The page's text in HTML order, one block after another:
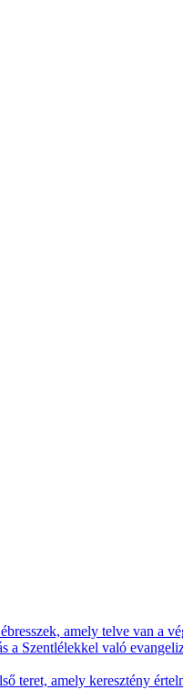
amely telve van a
a Szentlélekkel való
amely keresztény